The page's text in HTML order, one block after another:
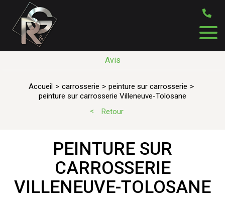
Avis
Accueil carrosserie
peinture sur carrosserie
peinture sur carrosserie Villeneuve-Tolosane
Retour
PEINTURE SUR
CARROSSERIE
VILLENEUVE-TOLOSANE